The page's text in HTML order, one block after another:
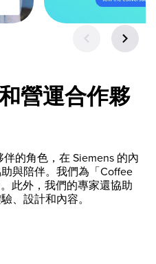
營運合作夥
的角色，在 Siemens 的內
與陪伴。我們為「Coffee
此外，我們的專家還協助
、設計和內容。